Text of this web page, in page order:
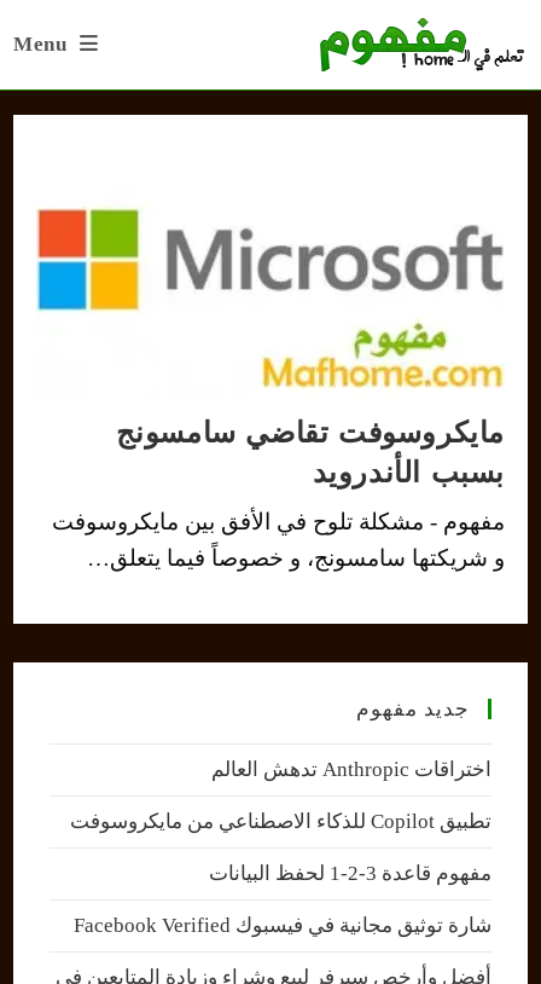
Menu
مايكروسوفت تقاضي سامسونج
بسبب الأندرويد
مفهوم - مشكلة تلوح في الأفق بين مايكروسوفت
و شريكتها سامسونج، و خصوصاً فيما يتعلق…
جديد مفهوم
اختراقات Anthropic تدهش العالم
تطبيق Copilot للذكاء الاصطناعي من مايكروسوفت
مفهوم قاعدة 3-2-1 لحفظ البيانات
شارة توثيق مجانية في فيسبوك Facebook Verified
أفضل وأرخص سيرفر لبيع وشراء وزيادة المتابعين في